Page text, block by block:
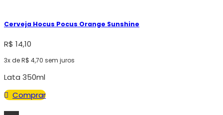
Cerveja Hocus Pocus Orange Sunshine
R$ 14,10
3x deR$ 4,70 sem juros
Lata 350ml
Comprar